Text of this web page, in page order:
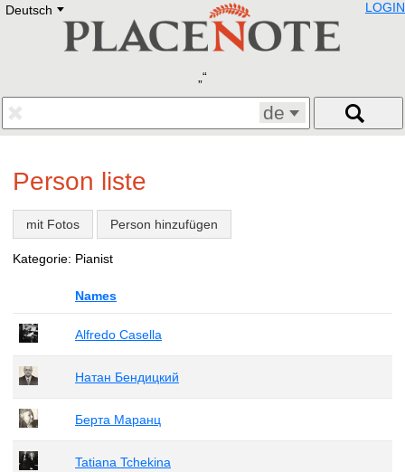
Deutsch E
Deutsch
Francais
Polski
Eestikeelne
LOGIN
de
Person liste
mit Fotos Person hinzufügen
Kategorie: Pianist
Names
Alfredo Casella
Натан Бендицкий
Берта Маранц
Tatiana Tchekina